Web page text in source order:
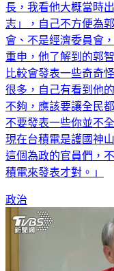
長，我看他大概當時
志」，自己不方便為
會、不是經濟委員會
重申，他了解到的郭
比較會發表一些奇奇
很多，自己有看到他
不夠，應該要讓全民
不要發表一些你並不
現在台積電是護國神
這個為政的官員們，
積電來發表才對。」
政治